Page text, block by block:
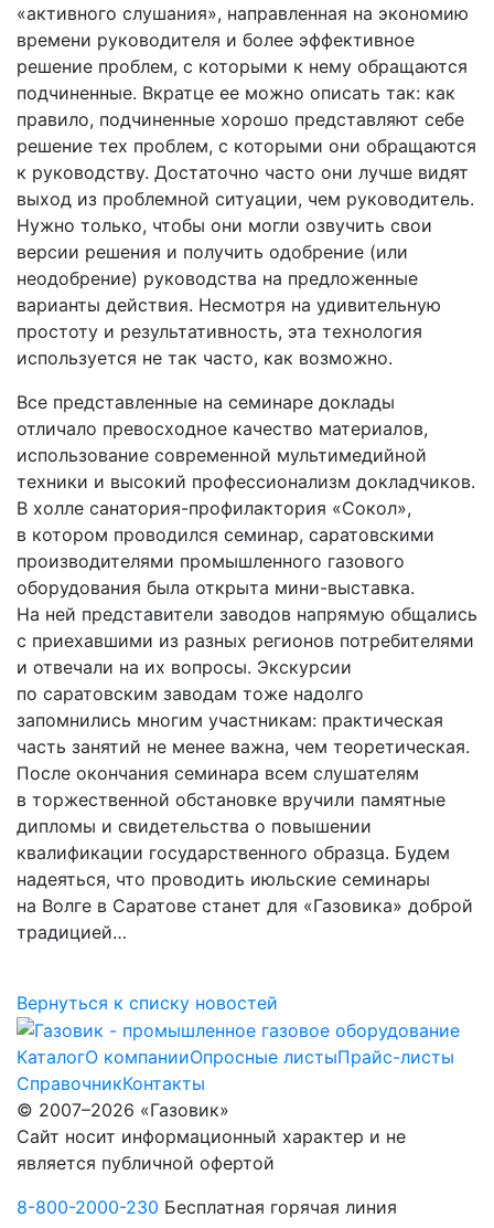
«активного слушания», направленная на экономию
времени руководителя и более эффективное
решение проблем, с которыми к нему обращаются
подчиненные. Вкратце ее можно описать так: как
правило, подчиненные хорошо представляют себе
решение тех проблем, с которыми они обращаются
к руководству. Достаточно часто они лучше видят
выход из проблемной ситуации, чем руководитель.
Нужно только, чтобы они могли озвучить свои
версии решения и получить одобрение (или
неодобрение) руководства на предложенные
варианты действия. Несмотря на удивительную
простоту и результативность, эта технология
используется не так часто, как возможно.
Все представленные на семинаре доклады
отличало превосходное качество материалов,
использование современной мультимедийной
техники и высокий профессионализм докладчиков.
В холле санатория-профилактория «Сокол»,
в котором проводился семинар, саратовскими
производителями промышленного газового
оборудования была открыта мини-выставка.
На ней представители заводов напрямую общались
с приехавшими из разных регионов потребителями
и отвечали на их вопросы. Экскурсии
по саратовским заводам тоже надолго
запомнились многим участникам: практическая
часть занятий не менее важна, чем теоретическая.
После окончания семинара всем слушателям
в торжественной обстановке вручили памятные
дипломы и свидетельства о повышении
квалификации государственного образца. Будем
надеяться, что проводить июльские семинары
на Волге в Саратове станет для «Газовика» доброй
традицией…
Вернуться к списку новостей
КаталогО компанииОпросные листыПрайс-листы
СправочникКонтакты
© 2007–2026 «Газовик»
Сайт носит информационный характер и не
является публичной офертой
8-800-2000-230 Бесплатная горячая линия